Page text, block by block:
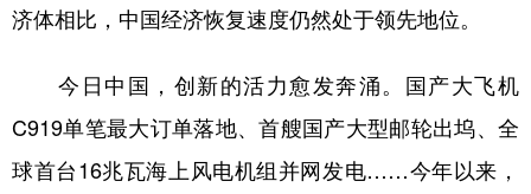
济体相比，中国经济恢复速度仍然处于领先地位。
今日中国，创新的活力愈发奔涌。国产大飞机
C919单笔最大订单落地、首艘国产大型邮轮出坞、全
球首台16兆瓦海上风电机组并网发电……今年以来，